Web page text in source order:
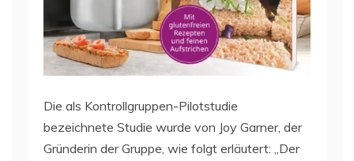
Die als Kontrollgruppen-Pilotstudie
bezeichnete Studie wurde von Joy Garner, der
Gründerin der Gruppe, wie folgt erläutert: „Der